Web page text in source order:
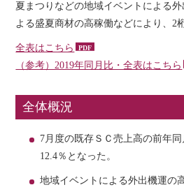
夏まつりなどの地域イベントによる
よる盛夏商材の高稼働などにより、2
全表はこちら
（参考）2019年同月比・全表はこちら
全体概況
7月度の既存ＳＣ売上高の前年
12.4％となった。
地域イベントによる外出機運の